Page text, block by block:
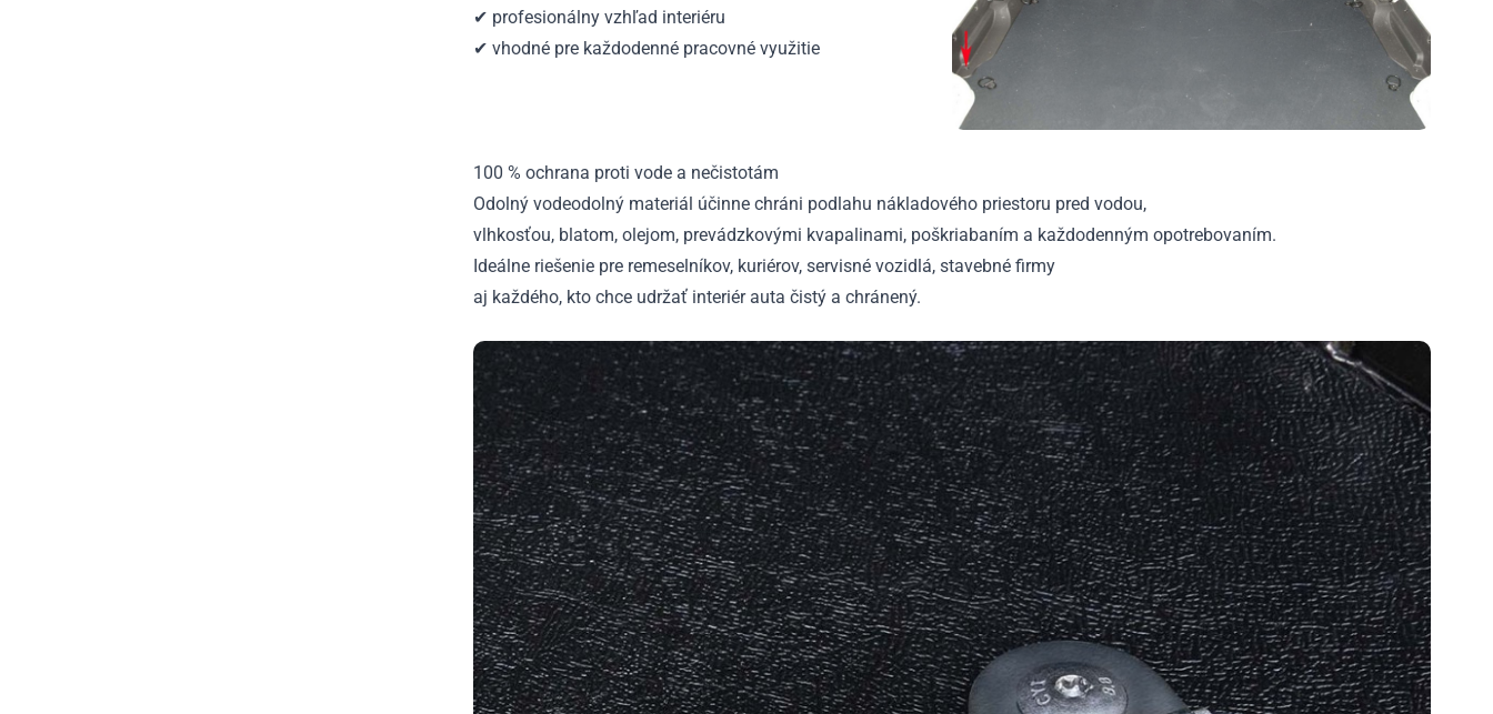
✔ profesionálny vzhľad interiéru
✔ vhodné pre každodenné pracovné využitie
100 % ochrana proti vode a nečistotám
Odolný vodeodolný materiál účinne chráni podlahu nákladového priestoru pred vodou,
vlhkosťou, blatom, olejom, prevádzkovými kvapalinami, poškriabaním a každodenným opotrebovaním.
Ideálne riešenie pre remeselníkov, kuriérov, servisné vozidlá, stavebné firmy
aj každého, kto chce udržať interiér auta čistý a chránený.